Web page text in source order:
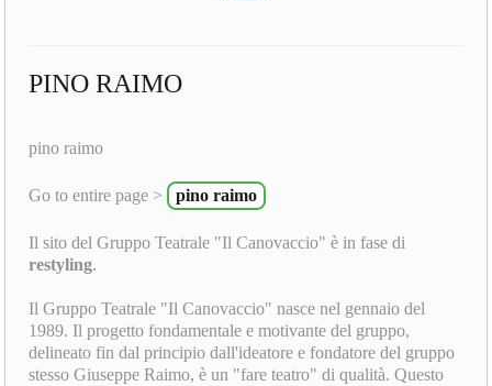
PINO RAIMO
pino raimo
Go to entire page > pino raimo
Il sito del Gruppo Teatrale "Il Canovaccio" è in fase di
restyling.
Il Gruppo Teatrale "Il Canovaccio" nasce nel gennaio del
1989. Il progetto fondamentale e motivante del gruppo,
delineato fin dal principio dall'ideatore e fondatore del gruppo
stesso Giuseppe Raimo, è un "fare teatro" di qualità. Questo